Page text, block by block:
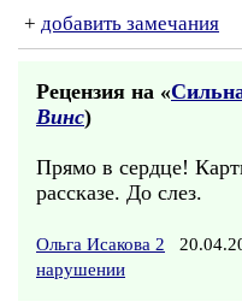
+ добавить замечания
Рецензия на «
Винс)
Прямо в сердце!
рассказе. До слез.
Ольга Исакова 2
нарушении